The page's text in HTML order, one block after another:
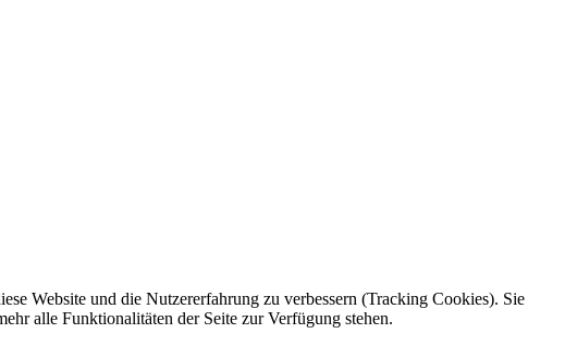
Website und die Nutzererfahrung zu verbessern (Tracking Cookies). Sie
alle Funktionalitäten der Seite zur Verfügung stehen.